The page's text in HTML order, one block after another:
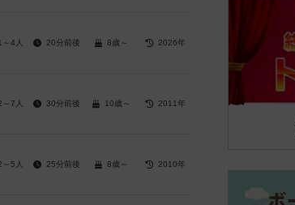
～4人 20分前後 8歳～ 2026年
～7人 30分前後 10歳～ 2011年
～5人 25分前後 8歳～ 2010年